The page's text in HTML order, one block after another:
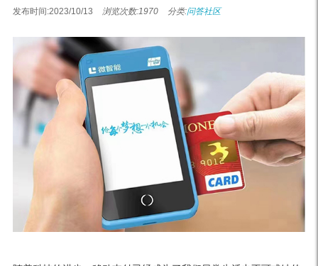
发布时间:2023/10/13 浏览次数:1970 分类:问答社区